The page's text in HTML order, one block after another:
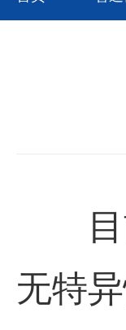
目前
无特